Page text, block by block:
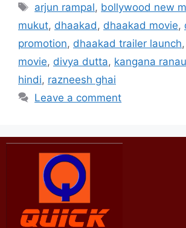
arjun rampal, bollywood new
mukut, dhaakad , dhaakad movie,
promotion, dhaakad trailer launch,
movie, divya dutta, kangana
hindi, razneesh ghai
Leave a comment